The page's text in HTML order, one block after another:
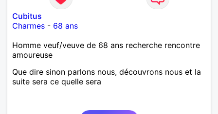
Cubitus
Charmes - 68 ans
Homme veuf/veuve de 68 ans recherche rencontre
amoureuse
Que dire sinon parlons nous, découvrons nous et la
suite sera ce quelle sera